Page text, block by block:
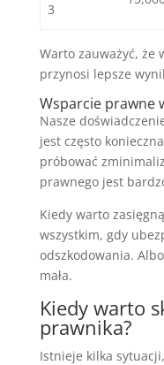
3
Warto zauważyć, że
przynosi lepsze
Wsparcie prawne
Nasze
jest często
próbować
prawnego jest
Kiedy warto
wszystkim, gdy
odszkodowania.
mała.
Kiedy warto
prawnika?
Istnieje kilka